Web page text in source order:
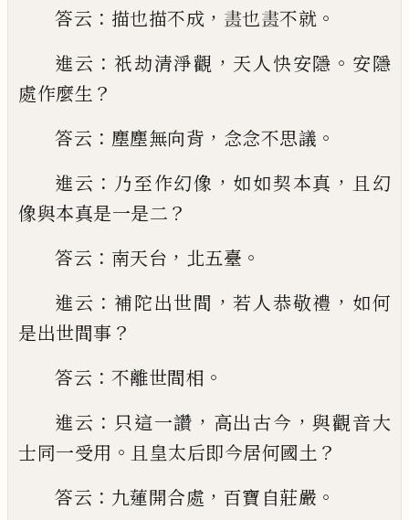
答云 ： 描也描不成 ， 𦘕也𦘕不就 。
進云 ： 祇劫清淨觀 ， 天人快安隱 。 安隱
處作麼生 ？
答云 ： 塵塵無向背 ， 念念不思議 。
進云 ： 乃至作幻像 ， 如如契本真 ， 且幻
像與本真是一是二 ？
答云 ： 南天台 ， 北五臺 。
進云 ： 補陀出世間 ，若人恭敬禮 ， 如何
是出世間事 ？
答云 ： 不離世間相 。
進云 ： 只這一讚 ， 高出古今 ，與觀音大
士同一受用 。 且皇太后即今居何國土 ？
答云 ： 九蓮開合處 ， 百寶自莊嚴 。